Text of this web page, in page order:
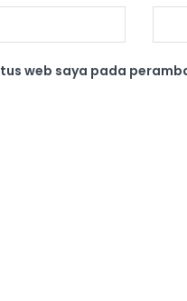
web saya pada